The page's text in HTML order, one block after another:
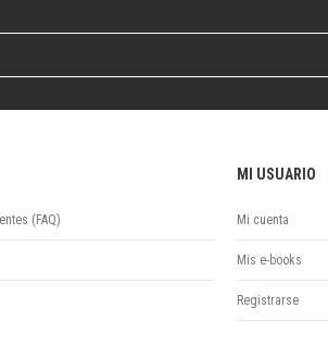
(FAQ)
MI USUARIO
Mi cuenta
Mis e-books
Registrarse